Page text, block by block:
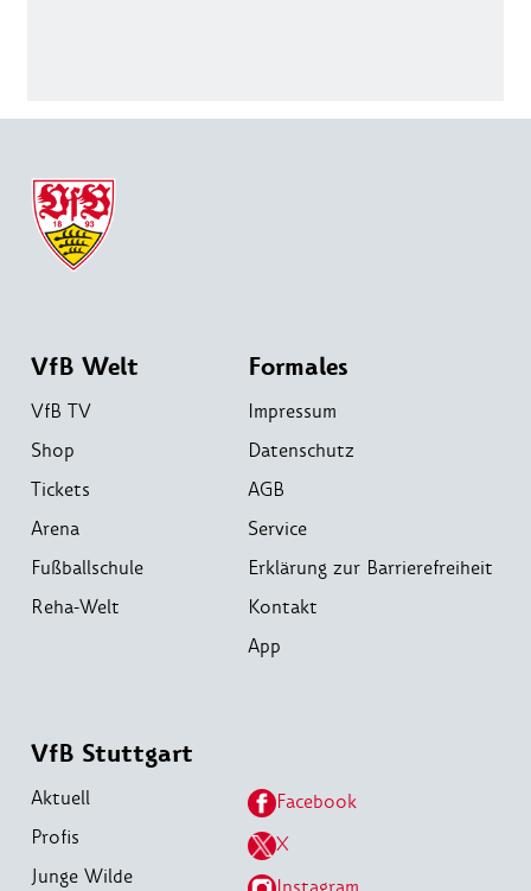
VfB Welt
VfB TV
Shop
Tickets
Arena
Fußballschule
Reha-Welt
Formales
Impressum
Datenschutz
AGB
Service
Erklärung zur Barrierefreiheit
Kontakt
App
VfB Stuttgart
Aktuell
Profis
Junge Wilde
Facebook
X